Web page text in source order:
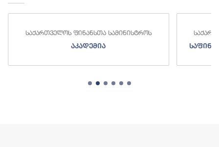
სამინისტროს
საქართველოს ფინანსთა
საფინანსო-ანალიტიკური